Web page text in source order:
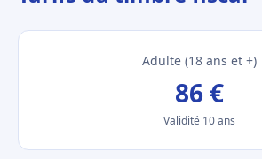
Adulte (18 ans et +)
86 €
Validité 10 ans